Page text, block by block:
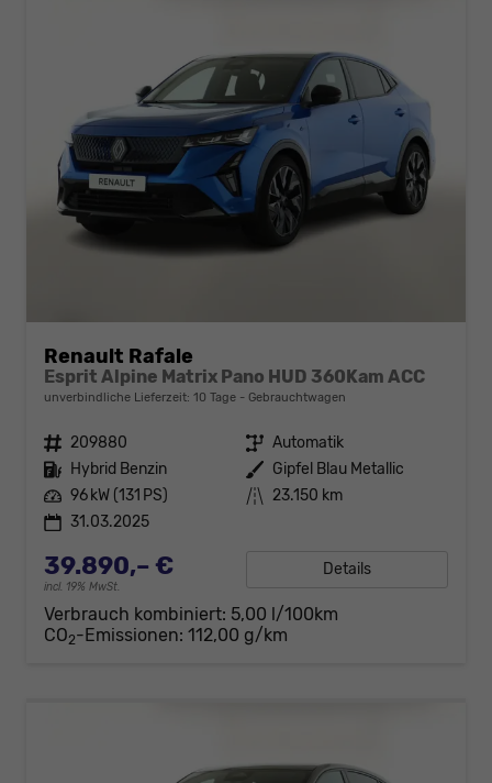
Renault Rafale
Esprit Alpine Matrix Pano HUD 360Kam ACC
unverbindliche Lieferzeit: 10 Tage Gebrauchtwagen
Fahrzeugnr. 209880 Getriebe Automatik
Kraftstoff Hybrid Benzin Außenfarbe Gipfel Blau Metallic
Leistung 96 kW (131 PS) Kilometerstand 23.150 km
31.03.2025
39.890,– €
incl. 19% MwSt.
Details
Verbrauch kombiniert: 5,00 l/100km
CO2-Emissionen: 112,00 g/km